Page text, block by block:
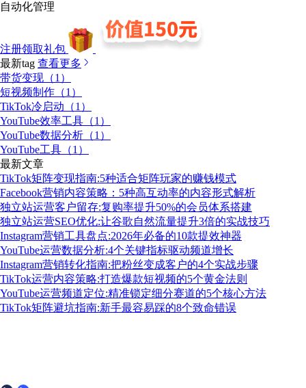
自动化管理
注册领取礼包
最新tag 查看更多
带货变现（1）
短视频制作（1）
TikTok冷启动（1）
YouTube效率工具（1）
YouTube数据分析（1）
YouTube工具（1）
最新文章
TikTok矩阵变现指南:5种适合矩阵玩家的赚钱模式
Facebook营销内容策略：5种高互动率的内容形式解析
独立站运营客户留存:复购率提升50%的会员体系搭建
独立站运营SEO优化:让谷歌自然流量提升3倍的实战技巧
Instagram营销工具盘点:2026年必备的10款提效神器
YouTube运营数据分析:4个关键指标驱动频道增长
Instagram营销转化指南:把粉丝变成客户的4个实战步骤
TikTok运营内容策略:打造爆款短视频的5个黄金法则
YouTube运营频道定位:精准锁定细分赛道的5个核心方法
TikTok矩阵避坑指南:新手最容易踩的8个致命错误